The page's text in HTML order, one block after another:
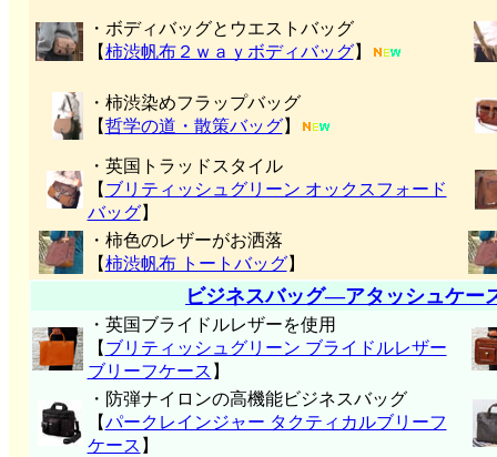
・ボディバッグとウエストバッグ
【柿渋帆布２ｗａｙボディバッグ】
・柿渋染めフラップバッグ
【哲学の道・散策バッグ】
・英国トラッドスタイル
【 ブリティッシュグリーン オックスフォード
バッグ】
・柿色のレザーがお洒落
【柿渋帆布 トートバッグ】
ビジネスバッグ―アタッシュケー
・英国ブライドルレザーを使用
【 ブリティッシュグリーン ブライドルレザー
ブリーフケース 】
・防弾ナイロンの高機能ビジネスバッグ
【パークレインジャー タクティカルブリーフ
ケース 】